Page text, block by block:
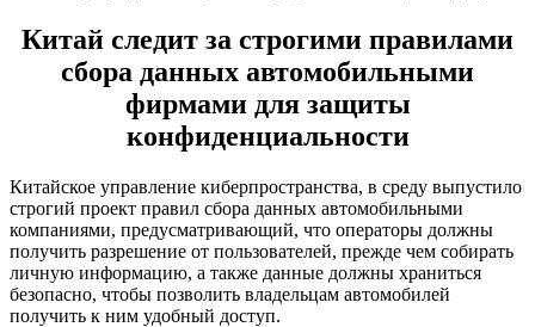
Китай следит за строгими правилами
сбора данных автомобильными
фирмами для защиты
конфиденциальности
Китайское управление киберпространства, в среду выпустило
строгий проект правил сбора данных автомобильными
компаниями, предусматривающий, что операторы должны
получить разрешение от пользователей, прежде чем собирать
личную информацию, а также данные должны храниться
безопасно, чтобы позволить владельцам автомобилей
получить к ним удобный доступ.